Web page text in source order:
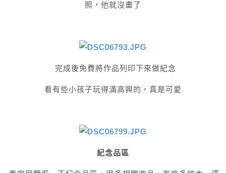
照，他就沒畫了
完成後免費將作品列印下來做紀念
看有些小孩子玩得滿高興的，真是可愛
紀念品區